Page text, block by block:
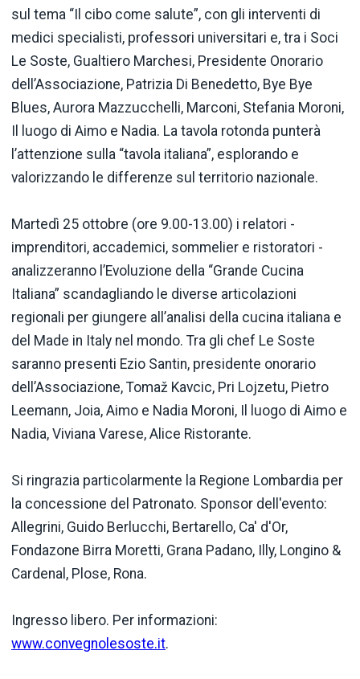
sul tema “Il cibo come salute”, con gli interventi di
medici specialisti, professori universitari e, tra i Soci
Le Soste, Gualtiero Marchesi, Presidente Onorario
dell’Associazione, Patrizia Di Benedetto, Bye Bye
Blues, Aurora Mazzucchelli, Marconi, Stefania Moroni,
Il luogo di Aimo e Nadia. La tavola rotonda punterà
l’attenzione sulla “tavola italiana”, esplorando e
valorizzando le differenze sul territorio nazionale.
Martedì 25 ottobre (ore 9.00-13.00) i relatori -
imprenditori, accademici, sommelier e ristoratori -
analizzeranno l’Evoluzione della “Grande Cucina
Italiana” scandagliando le diverse articolazioni
regionali per giungere all’analisi della cucina italiana e
del Made in Italy nel mondo. Tra gli chef Le Soste
saranno presenti Ezio Santin, presidente onorario
dell’Associazione, Tomaž Kavcic, Pri Lojzetu, Pietro
Leemann, Joia, Aimo e Nadia Moroni, Il luogo di Aimo e
Nadia, Viviana Varese, Alice Ristorante.
Si ringrazia particolarmente la Regione Lombardia per
la concessione del Patronato. Sponsor dell'evento:
Allegrini, Guido Berlucchi, Bertarello, Ca' d'Or,
Fondazone Birra Moretti, Grana Padano, Illy, Longino &
Cardenal, Plose, Rona.
Ingresso libero. Per informazioni:
www.convegnolesoste.it.